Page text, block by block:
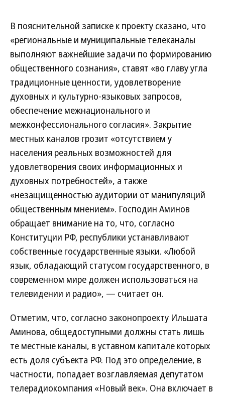
В пояснительной записке к проекту сказано, что
«региональные и муниципальные телеканалы
выполняют важнейшие задачи по формированию
общественного сознания», ставят «во главу угла
традиционные ценности, удовлетворение
духовных и культурно-языковых запросов,
обеспечение межнационального и
межконфессионального согласия». Закрытие
местных каналов грозит «отсутствием у
населения реальных возможностей для
удовлетворения своих информационных и
духовных потребностей», а также
«незащищенностью аудитории от манипуляций
общественным мнением». Господин Аминов
обращает внимание на то, что, согласно
Конституции РФ, республики устанавливают
собственные государственные языки. «Любой
язык, обладающий статусом государственного, в
современном мире должен использоваться на
телевидении и радио», — считает он.
Отметим, что, согласно законопроекту Ильшата
Аминова, общедоступными должны стать лишь
те местные каналы, в уставном капитале которых
есть доля субъекта РФ. Под это определение, в
частности, попадает возглавляемая депутатом
телерадиокомпания «Новый век». Она включает в